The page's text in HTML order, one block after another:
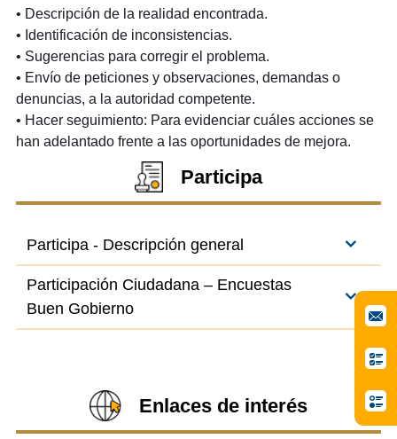
• Descripción de la realidad encontrada.
• Identificación de inconsistencias.
• Sugerencias para corregir el problema.
• Envío de peticiones y observaciones, demandas o
denuncias, a la autoridad competente.
• Hacer seguimiento: Para evidenciar cuáles acciones se
han adelantado frente a las oportunidades de mejora.
Participa
Participa - Descripción general
Participación Ciudadana – Encuestas
Buen Gobierno
Enlaces de interés